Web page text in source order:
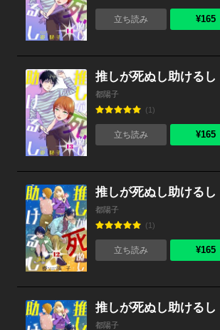
立ち読み ¥165
都陽子
(1)
立ち読み ¥165
都陽子
(1)
立ち読み ¥165
都陽子